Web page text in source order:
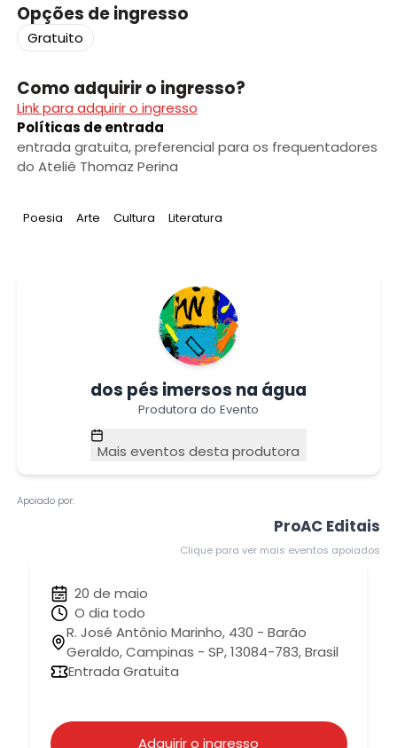
Opções de ingresso
Gratuito
Como adquirir o ingresso?
Link para adquirir o ingresso
Políticas de entrada
entrada gratuita, preferencial para os frequentadores
do Ateliê Thomaz Perina
Tag:
Poesia Tag:
Arte Tag:
Cultura Tag:
Literatura
dos pés imersos na água
Produtora do Evento
Mais eventos desta produtora
Apoiado por:
ProAC Editais
Clique para ver mais eventos apoiados
20 de maio
O dia todo
R. José Antônio Marinho, 430 - Barão
Geraldo, Campinas - SP, 13084-783, Brasil
Entrada Gratuita
Adquirir o ingresso